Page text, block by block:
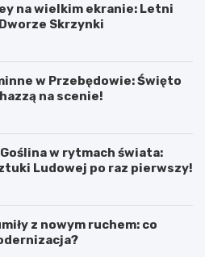
na wielkim ekranie: Letni
Skrzynki
w Przebędowie: Święto
na scenie!
w rytmach świata:
Ludowej po raz pierwszy!
z nowym ruchem: co